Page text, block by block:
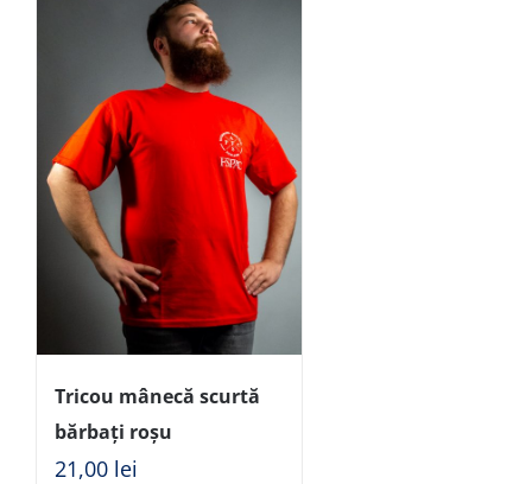
Tricou mânecă scurtă
bărbați roșu
21,00 lei